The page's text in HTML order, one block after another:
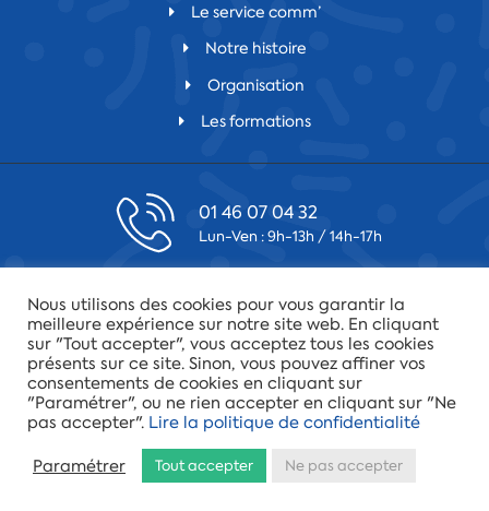
Le service comm’
Notre histoire
Organisation
Les formations
01 46 07 04 32
Lun-Ven : 9h-13h / 14h-17h
Laissez-nous un message
75019 Paris
34 quai de la Loire
© 2022 - Fédération CFTC-CSFV | Mentions légales|
de confidentialité|
Nous utilisons des cookies pour vous garantir la
meilleure expérience sur notre site web. En cliquant
sur "Tout accepter", vous acceptez tous les cookies
présents sur ce site. Sinon, vous pouvez affiner vos
consentements de cookies en cliquant sur
"Paramétrer", ou ne rien accepter en cliquant sur "Ne
pas accepter". Lire la politique de confidentialité
Paramétrer
Tout accepter Ne pas accepter